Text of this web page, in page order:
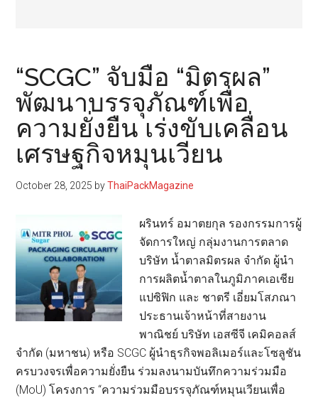
“SCGC” จับมือ “มิตรผล”
พัฒนาบรรจุภัณฑ์เพื่อ
ความยั่งยืน เร่งขับเคลื่อน
เศรษฐกิจหมุนเวียน
October 28, 2025 byThaiPackMagazine
ผรินทร์ อมาตยกุล รองกรรมการผู้
จัดการใหญ่ กลุ่มงานการตลาด
บริษัท น้ำตาลมิตรผล จำกัด ผู้นำ
การผลิตน้ำตาลในภูมิภาคเอเชีย
แปซิฟิก และ ชาตรี เอี่ยมโสภณา
ประธานเจ้าหน้าที่สายงาน
พาณิชย์ บริษัท เอสซีจี เคมิคอลส์
จำกัด (มหาชน) หรือ SCGC ผู้นำธุรกิจพอลิเมอร์และโซลูชัน
ครบวงจรเพื่อความยั่งยืน ร่วมลงนามบันทึกความร่วมมือ
(MoU) โครงการ “ความร่วมมือบรรจุภัณฑ์หมุนเวียนเพื่อ